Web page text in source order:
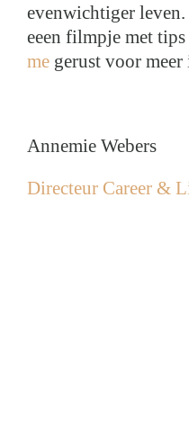
evenwichtiger
eeen filmpje met tips
megerust voor meer
Annemie Webers
Directeur Career &